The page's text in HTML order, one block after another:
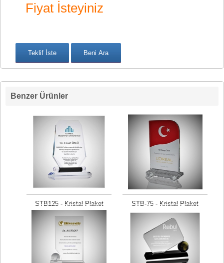
Fiyat İsteyiniz
Benzer Ürünler
STB125 - Kristal Plaket
Fiyat isteyiniz
STB-75 - Kristal Plaket
Fiyat isteyiniz